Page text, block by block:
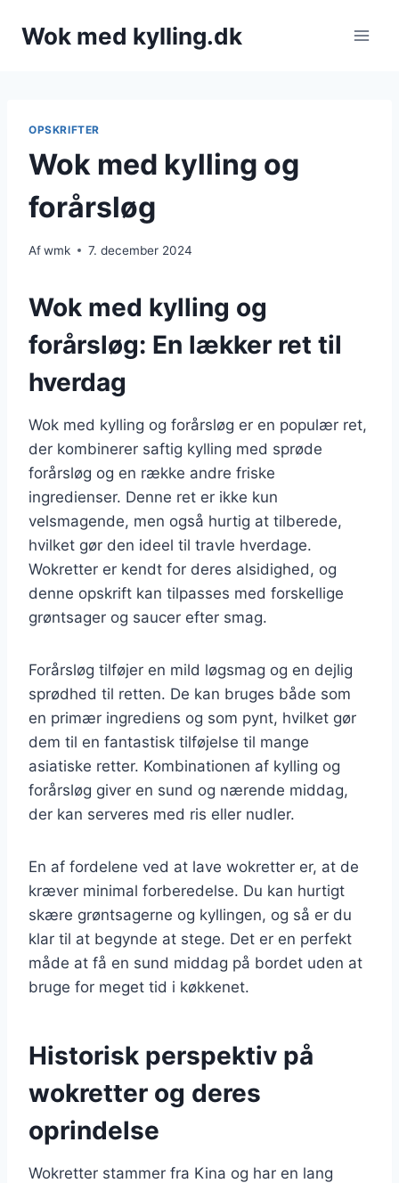
Wok med kylling.dk
OPSKRIFTER
Wok med kylling og
forårsløg
Afwmk 7. december 2024
Wok med kylling og
forårsløg: En lækker ret til
hverdag
Wok med kylling og forårsløg er en populær ret,
der kombinerer saftig kylling med sprøde
forårsløg og en række andre friske
ingredienser. Denne ret er ikke kun
velsmagende, men også hurtig at tilberede,
hvilket gør den ideel til travle hverdage.
Wokretter er kendt for deres alsidighed, og
denne opskrift kan tilpasses med forskellige
grøntsager og saucer efter smag.
Forårsløg tilføjer en mild løgsmag og en dejlig
sprødhed til retten. De kan bruges både som
en primær ingrediens og som pynt, hvilket gør
dem til en fantastisk tilføjelse til mange
asiatiske retter. Kombinationen af kylling og
forårsløg giver en sund og nærende middag,
der kan serveres med ris eller nudler.
En af fordelene ved at lave wokretter er, at de
kræver minimal forberedelse. Du kan hurtigt
skære grøntsagerne og kyllingen, og så er du
klar til at begynde at stege. Det er en perfekt
måde at få en sund middag på bordet uden at
bruge for meget tid i køkkenet.
Historisk perspektiv på
wokretter og deres
oprindelse
Wokretter stammer fra Kina og har en lang